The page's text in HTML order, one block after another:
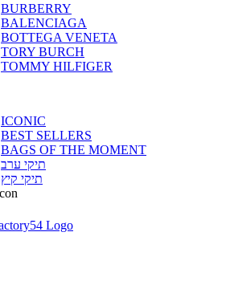
BURBERRY
BALENCIAGA
BOTTEGA VENETA
TORY BURCH
TOMMY HILFIGER
ICONIC
BEST SELLERS
BAGS OF THE MOMENT
תיקי ערב
תיקי קיץ